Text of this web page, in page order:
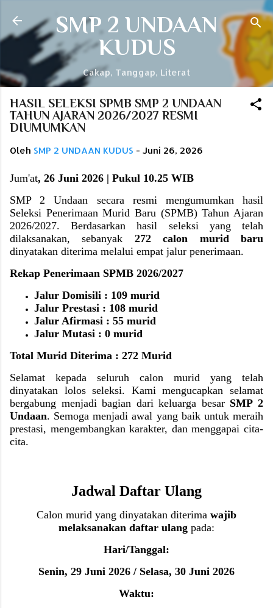
Langsung ke konten utama
SMP 2 UNDAAN
KUDUS
Cakap, Tanggap, Literat
HASIL SELEKSI SPMB SMP 2 UNDAAN
TAHUN AJARAN 2026/2027 RESMI
DIUMUMKAN
Oleh SMP 2 UNDAAN KUDUS - Juni 26, 2026
Jum'at, 26 Juni 2026 | Pukul 10.25 WIB
SMP 2 Undaan secara resmi mengumumkan hasil
Seleksi Penerimaan Murid Baru (SPMB) Tahun Ajaran
2026/2027. Berdasarkan hasil seleksi yang telah
dilaksanakan, sebanyak 272 calon murid baru
dinyatakan diterima melalui empat jalur penerimaan.
Rekap Penerimaan SPMB 2026/2027
Jalur Domisili : 109 murid
Jalur Prestasi : 108 murid
Jalur Afirmasi : 55 murid
Jalur Mutasi : 0 murid
Total Murid Diterima : 272 Murid
Selamat kepada seluruh calon murid yang telah
dinyatakan lolos seleksi. Kami mengucapkan selamat
bergabung menjadi bagian dari keluarga besar SMP 2
Undaan. Semoga menjadi awal yang baik untuk meraih
prestasi, mengembangkan karakter, dan menggapai cita-
cita.
Jadwal Daftar Ulang
Calon murid yang dinyatakan diterima wajib
melaksanakan daftar ulang pada:
Hari/Tanggal:
Senin, 29 Juni 2026 / Selasa, 30 Juni 2026
Waktu: